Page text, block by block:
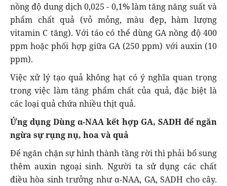
nồng độ dung dịch 0,025 - 0,1% làm tăng năng suất và
phẩm chất quả (vỏ mỏng, màu đẹp, hàm lượng
vitamin C tăng). Với táo có thể dùng GA nồng độ 400
ppm hoặc phối hợp giữa GA (250 ppm) với auxin (10
ppm).
Việc xử lý tạo quả không hạt có ý nghĩa quan trọng
trong việc làm tăng phẩm chất của quả, đặc biệt là
các loại quả chứa nhiều thịt quả.
Ứng dụng Dùng α-NAA kết hợp GA, SADH để ngăn
ngừa sự rụng nụ, hoa và quả
Ðể ngăn chặn sự hình thành tầng rời thì phải bổ sung
thêm auxin ngoại sinh. Người ta sử dụng các chất
điều hòa sinh trưởng như α-NAA, GA, SADH cho cây.